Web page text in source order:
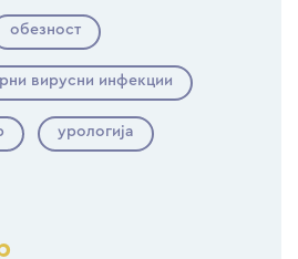
обезност
вирусни инфекции
урологија